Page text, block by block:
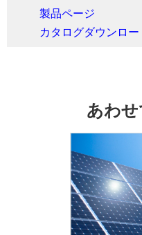
製品ページ
カタログダウンロー
あわ